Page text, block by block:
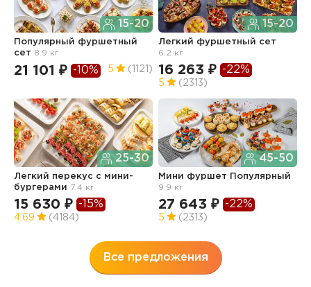
15-20
Популярный фуршетный
сет 8.9 кг
21 101 ₽ -10% 5 (1121)
15-20
Легкий фуршетный сет
6.2 кг
16 263 ₽ -22%
5 (2313)
25-30
Легкий перекус c мини-
бургерами 7.4 кг
15 630 ₽ -15%
4.69 (4184)
45-50
Мини фуршет Популярный
9.9 кг
27 643 ₽ -22%
5 (2313)
Все предложения